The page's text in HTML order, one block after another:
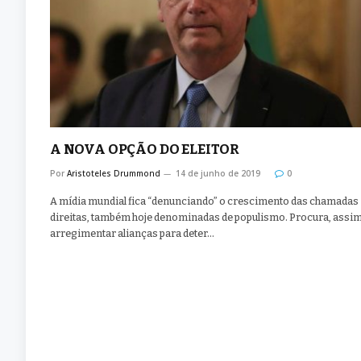
A NOVA OPÇÃO DO ELEITOR
Por Aristoteles Drummond 14 de junho de 2019 0
A mídia mundial fica “denunciando” o crescimento das chamadas
direitas, também hoje denominadas de populismo. Procura,
arregimentar alianças para deter…